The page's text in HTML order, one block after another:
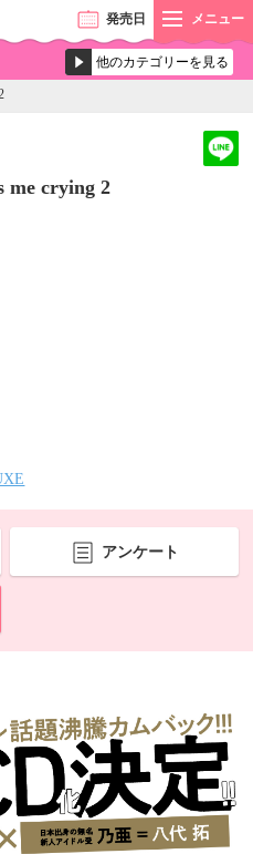
発売日 メニュー
me crying 2
アンケート